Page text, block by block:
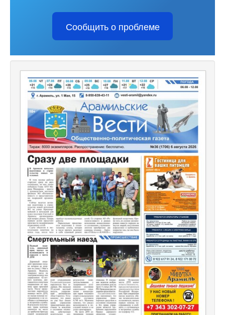
Сообщить о проблеме